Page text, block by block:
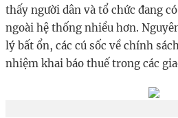
thấy người dân và tổ chức đang
ngoài hệ thống nhiều hơn.
lý bất ổn, các cú sốc về chính
nhiệm khai báo thuế trong các